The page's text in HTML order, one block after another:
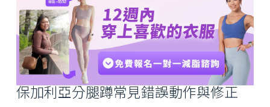
保加利亞分腿蹲常見錯誤動作與修正